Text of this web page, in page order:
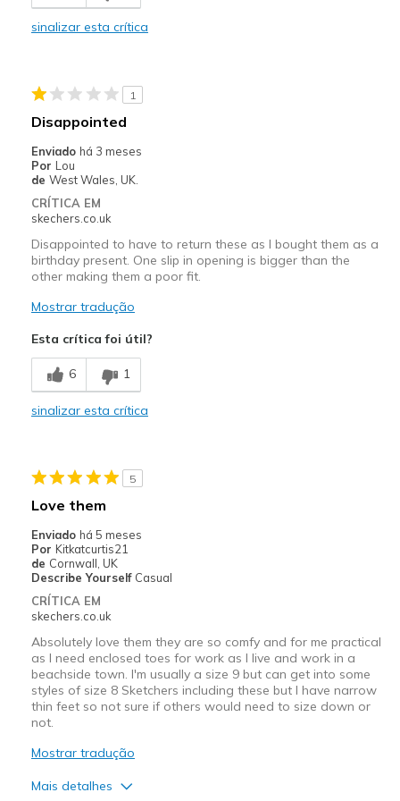
Comfortable
Melhores utilizações
Going Out
Travel
Width
Feels true to width
Sizing
Feels true to size
sinalizar esta crítica
1
Disappointed
Enviado há 3 meses
Por Lou
de West Wales, UK.
CRÍTICA EM
skechers.co.uk
Disappointed to have to return these as I bought them as a
birthday present. One slip in opening is bigger than the
other making them a poor fit.
Mostrar tradução
Esta crítica foi útil?
6 1
sinalizar esta crítica
5
Love them
Enviado há 5 meses
Por Kitkatcurtis21
de Cornwall, UK
Describe Yourself Casual
CRÍTICA EM
skechers.co.uk
Absolutely love them they are so comfy and for me practical
as I need enclosed toes for work as I live and work in a
beachside town. I'm usually a size 9 but can get into some
styles of size 8 Sketchers including these but I have narrow
thin feet so not sure if others would need to size down or
not.
Mostrar tradução
Mais detalhes